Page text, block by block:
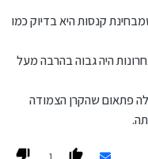
ובנוסף כשנמחזר בעוד
קנסות היא בדיוק כמו
היה גבוה בהרבה מעל
פתאום שהקרן הצמודה